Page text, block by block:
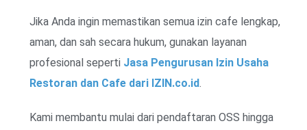
Jika Anda ingin memastikan semua izin cafe lengkap,
aman, dan sah secara hukum, gunakan layanan
profesional seperti Jasa Pengurusan Izin Usaha
Restoran dan Cafe dari IZIN.co.id.
Kami membantu mulai dari pendaftaran OSS hingga